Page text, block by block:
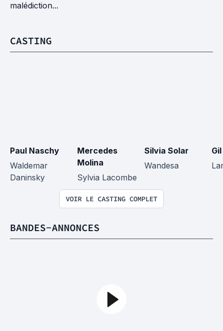
malédiction...
CASTING
Paul Naschy
Waldemar
Daninsky
Mercedes
Molina
Sylvia Lacombe
Silvia Solar
Wandesa
VOIR LE CASTING COMPLET
BANDES-ANNONCES